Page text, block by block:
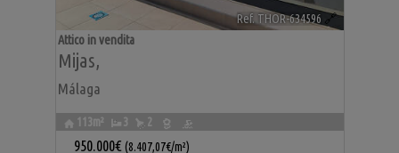
Ref. THOR-634596 🔗
Mijas,
Málaga
Attico in vendita
113m² 3 2
950.000€ (8.407,07€/m²)